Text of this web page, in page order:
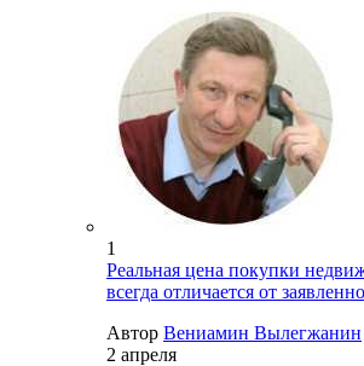
1
Реальная цена покупки
всегда отличается от
Автор Вениамин Вылегжанин
2 апреля